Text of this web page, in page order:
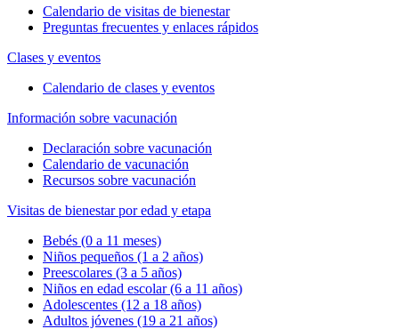
Calendario de visitas de bienestar
Preguntas frecuentes y enlaces rápidos
Clases y eventos
Calendario de clases y eventos
Información sobre vacunación
Declaración sobre vacunación
Calendario de vacunación
Recursos sobre vacunación
Visitas de bienestar por edad y etapa
Bebés (0 a 11 meses)
Niños pequeños (1 a 2 años)
Preescolares (3 a 5 años)
Niños en edad escolar (6 a 11 años)
Adolescentes (12 a 18 años)
Adultos jóvenes (19 a 21 años)